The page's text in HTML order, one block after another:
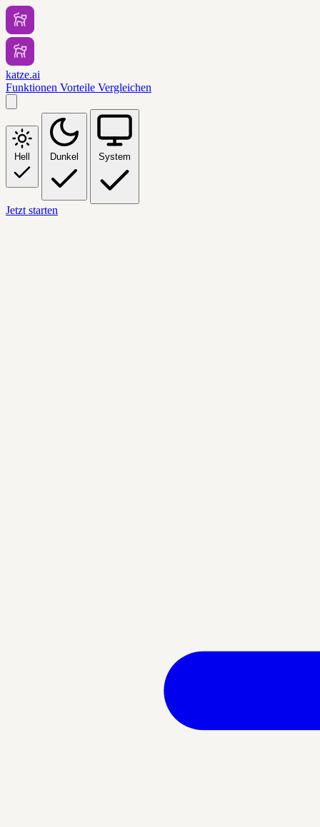
katze.ai
Funktionen Vorteile Vergleichen
Hell Dunkel System
Jetzt starten